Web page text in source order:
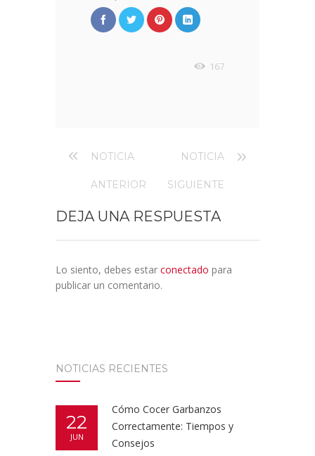
167
NOTICIA
ANTERIOR
NOTICIA
SIGUIENTE
DEJA UNA RESPUESTA
Lo siento, debes estar conectado para
publicar un comentario.
NOTICIAS RECIENTES
22
JUN
Cómo Cocer Garbanzos
Correctamente: Tiempos y
Consejos